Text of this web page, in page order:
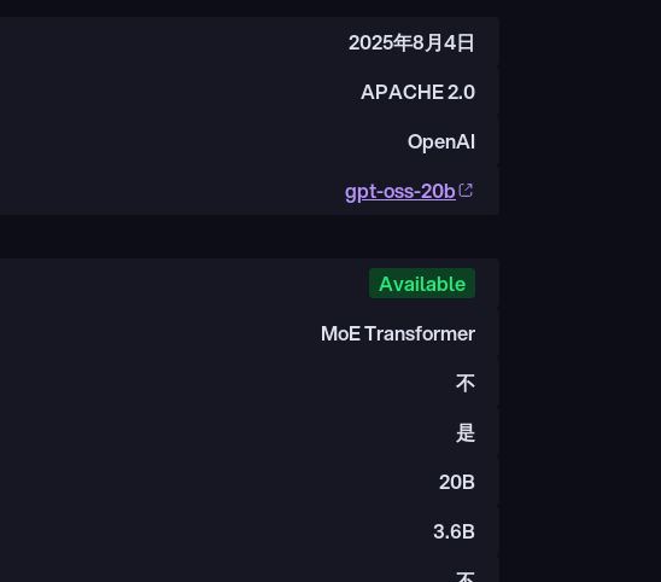
2025年8月4日
APACHE 2.0
OpenAI
gpt-oss-20b
Available
MoE Transformer
不
是
20B
3.6B